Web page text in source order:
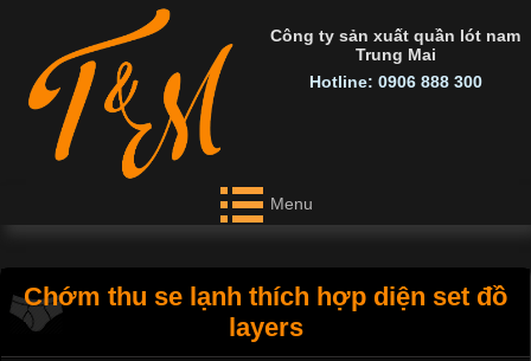
Công ty sản xuất quần lót nam
Trung Mai
Hotline: 0906 888 300
Menu
Chớm thu se lạnh thích hợp diện set đồ
layers